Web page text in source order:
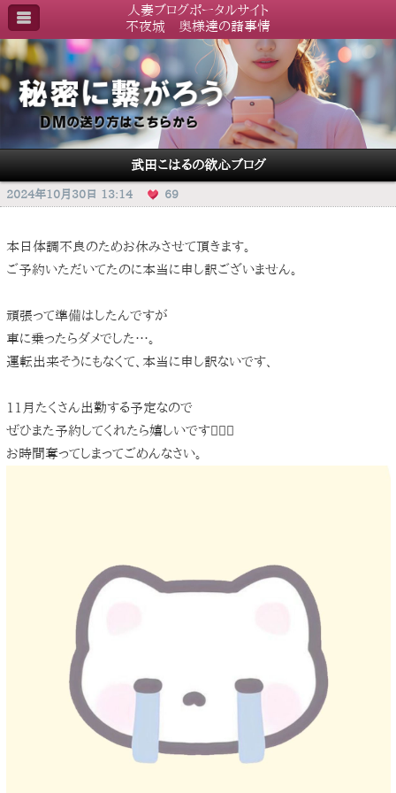
人妻ブログポータルサイト
不夜城 奥様達の諸事情
武田こはるの欲心ブログ
2024年10月30日 13:14 69
本日体調不良のためお休みさせて頂きます。
ご予約いただいてたのに本当に申し訳ございません。
頑張って準備はしたんですが
車に乗ったらダメでした…。
運転出来そうにもなくて、本当に申し訳ないです、
11月たくさん出勤する予定なので
ぜひまた予約してくれたら嬉しいです🙇🏻‍♀️
お時間奪ってしまってごめんなさい。